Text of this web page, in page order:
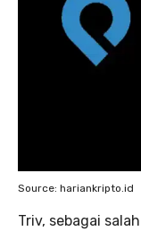
Source: hariankripto.id
Triv, sebagai